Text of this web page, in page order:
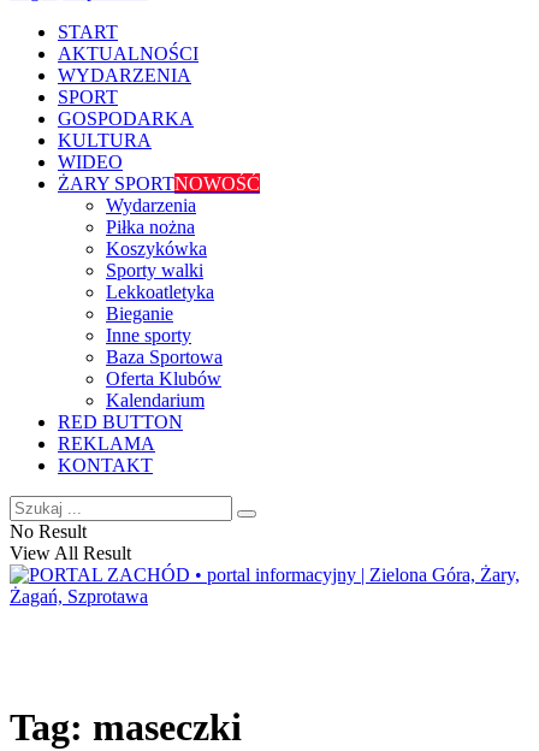
START
AKTUALNOŚCI
WYDARZENIA
SPORT
GOSPODARKA
KULTURA
WIDEO
ŻARY SPORTNOWOŚĆ
Wydarzenia
Piłka nożna
Koszykówka
Sporty walki
Lekkoatletyka
Bieganie
Inne sporty
Baza Sportowa
Oferta Klubów
Kalendarium
RED BUTTON
REKLAMA
KONTAKT
No Result
View All Result
Tag: maseczki